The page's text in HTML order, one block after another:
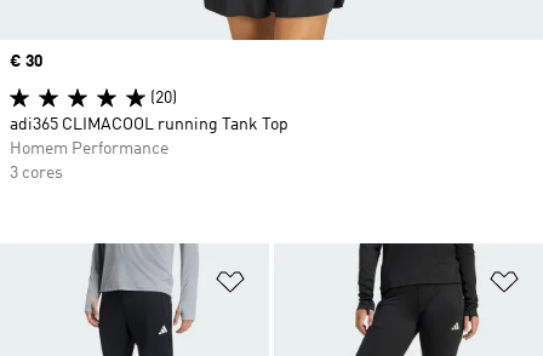
Adicionar à Lista de Desejos
Price
€ 30
(20)
adi365 CLIMACOOL running Tank Top
Homem Performance
3 cores